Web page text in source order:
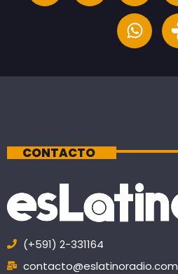
CONTACTO
(+591) 2-331164
contacto@eslatinoradio.com